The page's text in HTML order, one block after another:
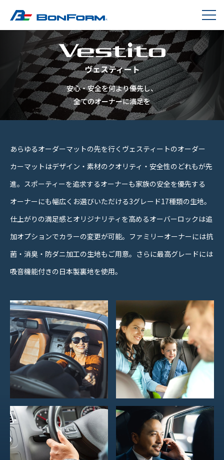
ヴェスティート
安心・安全を何より優先し、
全てのオーナーに満足を
あらゆるオーダーマットの先を行くヴェスティートのオーダー
カーマットはデザイン・素材のクオリティ・安全性のどれもが先
進。スポーティーを追求するオーナーも家族の安全を優先する
オーナーにも幅広くお選びいただける3グレード17種類の生地。
仕上がりの満足感とオリジナリティを高めるオーバーロックは追
加オプションでカラーの変更が可能。ファミリーオーナーには抗
菌・消臭・防ダニ加工の生地もご用意。さらに最高グレードには
吸音機能付きの日本製裏地を使用。